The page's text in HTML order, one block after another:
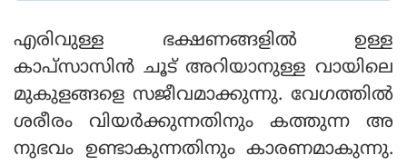
എരിവുള്ള ഭക്ഷണങ്ങളില്‍ ഉള്ള
കാപ്‌സാസിന്‍ ചൂട് അറിയാനുള്ള വായിലെ
മുകുളങ്ങളെ സജീവമാക്കുന്നു. വേഗത്തില്‍
ശരീരം വിയര്‍ക്കുന്നതിനും കത്തുന്ന അ
നുഭവം ഉണ്ടാകുന്നതിനും കാരണമാകുന്നു.